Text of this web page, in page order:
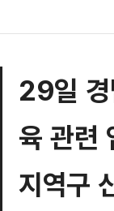
29일 경
육 관련
지역구